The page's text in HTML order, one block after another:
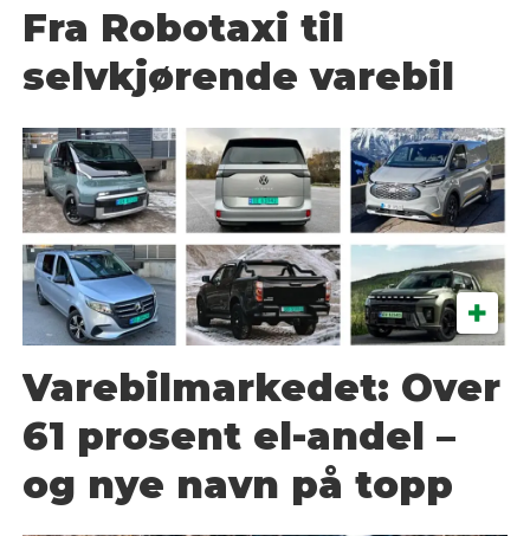
Fra Robotaxi til
selvkjørende varebil
Varebilmarkedet: Over
61 prosent el-andel –
og nye navn på topp